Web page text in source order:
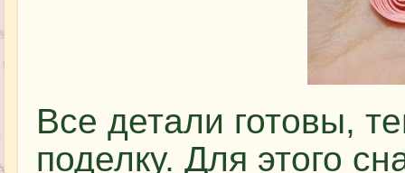
Все детали готовы,
поделку. Для этого